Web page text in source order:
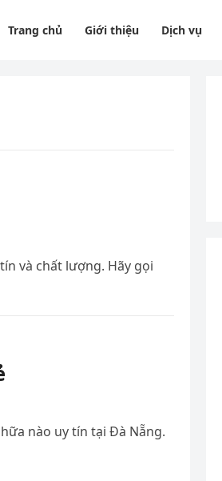
Trang chủ Giới thiệu Dịch vụ
và chất lượng. Hãy gọi
nào uy tín tại Đà Nẵng.